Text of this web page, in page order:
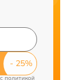
политикой